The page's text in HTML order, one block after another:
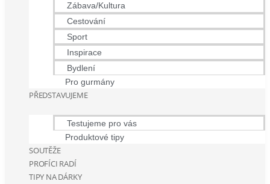
Zábava/Kultura
Cestování
Sport
Inspirace
Bydlení
Pro gurmány
PŘEDSTAVUJEME
Testujeme pro vás
Produktové tipy
SOUTĚŽE
PROFÍCI RADÍ
TIPY NA DÁRKY